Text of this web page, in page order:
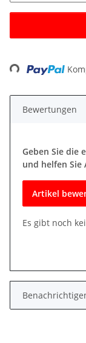
Bewertungen
Geben Sie die
und helfen Sie
Artikel
Es gibt noch